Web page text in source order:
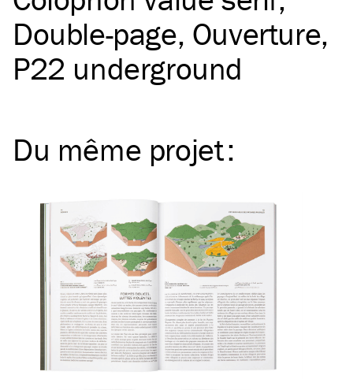
Double-page Ouverture
P22 underground
Du même projet: